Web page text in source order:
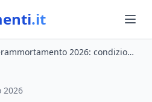
.it
DURC e iperammortamento 2026: condizione di legge, non documento
2026